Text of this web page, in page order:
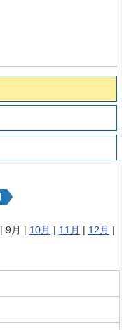
| 9月 | 10月 | 11月 | 12月 |